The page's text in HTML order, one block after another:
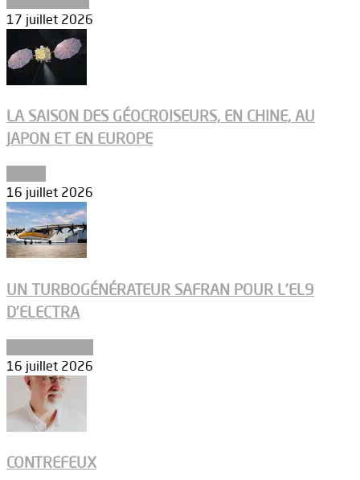
17 juillet 2026
LA SAISON DES GÉOCROISEURS, EN CHINE, AU
JAPON ET EN EUROPE
16 juillet 2026
UN TURBOGÉNÉRATEUR SAFRAN POUR L’EL9
D’ELECTRA
16 juillet 2026
CONTREFEUX